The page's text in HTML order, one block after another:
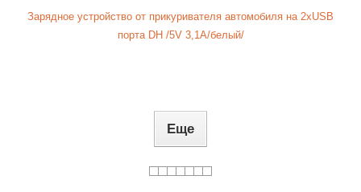
Зарядное устройство от прикуривателя автомобиля на 2xUSB
порта DH /5V 3,1A/белый/
Еще